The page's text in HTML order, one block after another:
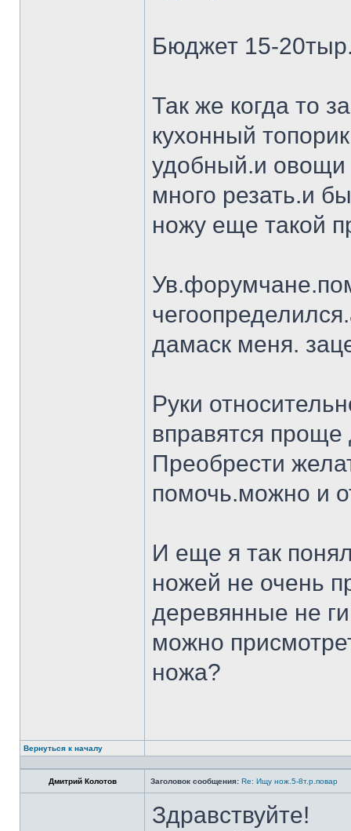
Бюджет 15-
Так же когда то
кухонный
удобный.и овощи
много резать.и
ножу еще такой
дамаск меня.
Руки
вправятся
Преобрести
помочь.можно и
И еще я так
ножей не очень
деревянные не
можно
ножа?
Вернуться к началу
Дмитрий Колотов Заголовок сообщения: Re: Ищу нож.5-8т.р.повар
Здравствуйте!